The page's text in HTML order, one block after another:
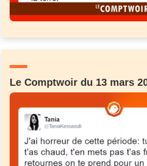
Le Comptwoir du 13 mars